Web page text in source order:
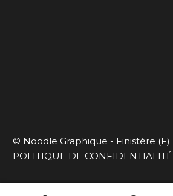
© Noodle Graphique - Finistère (F)
POLITIQUE DE CONFIDENTIALITÉ